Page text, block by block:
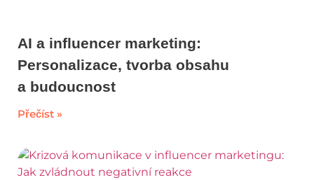
AI a influencer marketing:
Personalizace, tvorba obsahu
a budoucnost
Přečíst »